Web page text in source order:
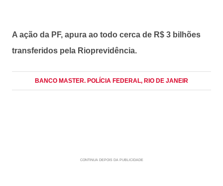
A ação da PF, apura ao todo cerca de R$ 3 bilhões
transferidos pela Rioprevidência.
BANCO MASTER. POLÍCIA FEDERAL, RIO DE JANEIR